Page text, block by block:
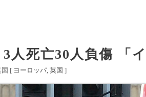
人死亡30人負傷 「
国 [ ヨーロッパ 英国 ]